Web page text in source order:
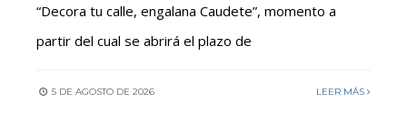
“Decora tu calle, engalana Caudete”, momento a
partir del cual se abrirá el plazo de
5 DE AGOSTO DE 2026 LEER MÁS